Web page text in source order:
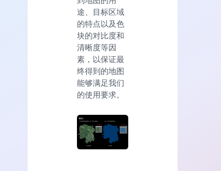
途、目标区域
的特点以及色
块的对比度和
清晰度等因
素，以保证最
终得到的地图
能够满足我们
的使用要求。